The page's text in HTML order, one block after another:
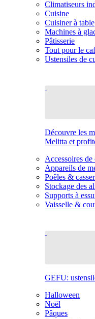
Climatiseurs
Cuisine
Cuisiner à table
Machines à
Pâtisserie
Tout pour le
Ustensiles de
Découvre les
Melitta et
Accessoires de
Appareils de
Poêles &
Stockage des
Supports à
Vaisselle &
GEFU:
Halloween
Noël
Pâques